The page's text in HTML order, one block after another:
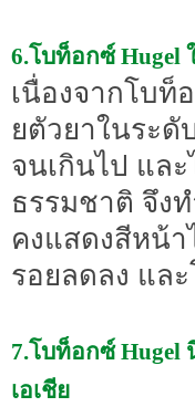
6.โบท็อกซ์ Hugel
เนื่องจากโบท็
ยตัวยาในระดั
จนเกินไป แล
ธรรมชาติ จึง
คงแสดงสีหน้า
รอยลดลง แล
7.โบท็อกซ์
เอเชีย